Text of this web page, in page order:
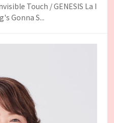
Touch / GENESIS La I
Gonna S...